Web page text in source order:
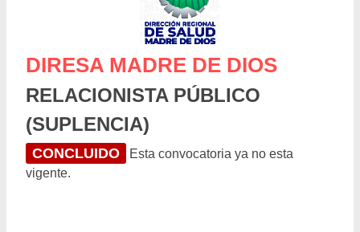
DIRESA MADRE DE DIOS
RELACIONISTA PÚBLICO
(SUPLENCIA)
CONCLUIDO
Esta convocatoria ya no esta
vigente.